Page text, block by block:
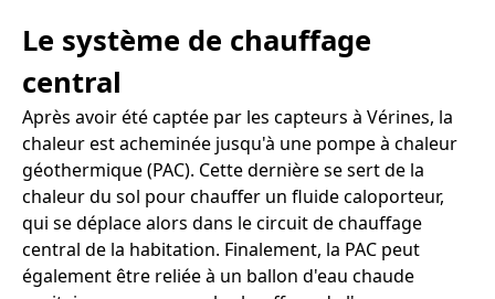
Le système de chauffage
central
Après avoir été captée par les capteurs à Vérines, la
chaleur est acheminée jusqu'à une pompe à chaleur
géothermique (PAC). Cette dernière se sert de la
chaleur du sol pour chauffer un fluide caloporteur,
qui se déplace alors dans le circuit de chauffage
central de la habitation. Finalement, la PAC peut
également être reliée à un ballon d'eau chaude